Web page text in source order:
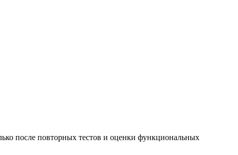
после повторных тестов и оценки функциональных